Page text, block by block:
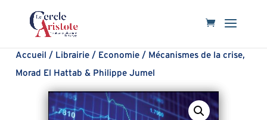
Accueil / Librairie / Economie / Mécanismes de la crise,
Morad El Hattab & Philippe Jumel